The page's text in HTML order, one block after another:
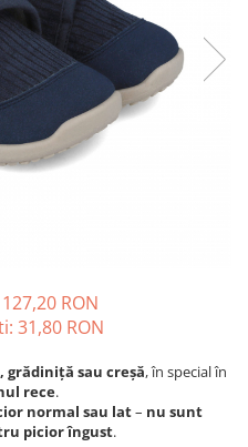
127,20 RON
31,80 RON
grădiniță sau creșă, în special în
rece.
normal sau lat– nu sunt
picior îngust.